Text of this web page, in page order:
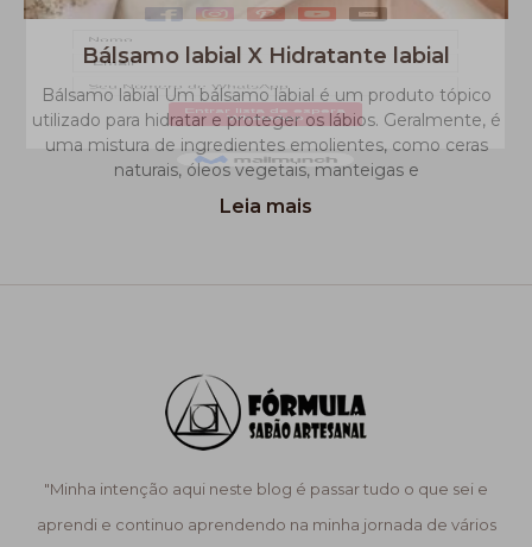
Bálsamo labial X Hidratante labial
Bálsamo labial Um bálsamo labial é um produto tópico
utilizado para hidratar e proteger os lábios. Geralmente, é
uma mistura de ingredientes emolientes, como ceras
naturais, óleos vegetais, manteigas e
Leia mais
"Minha intenção aqui neste blog é passar tudo o que sei e
aprendi e continuo aprendendo na minha jornada de vários